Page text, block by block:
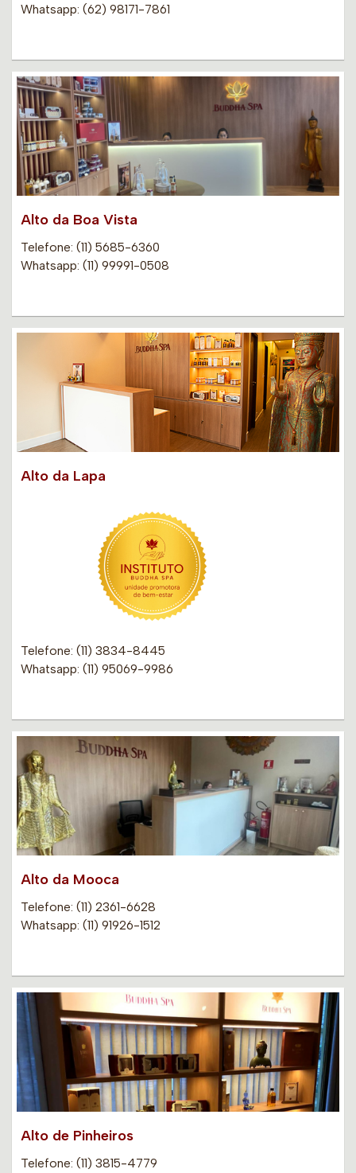
Whatsapp: (62) 98171-7861
Alto da Boa Vista
Telefone: (11) 5685-6360
Whatsapp: (11) 99991-0508
Alto da Lapa
Telefone: (11) 3834-8445
Whatsapp: (11) 95069-9986
Alto da Mooca
Telefone: (11) 2361-6628
Whatsapp: (11) 91926-1512
Alto de Pinheiros
Telefone: (11) 3815-4779